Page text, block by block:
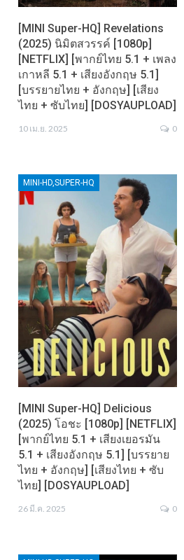
[MINI Super-HQ] Revelations
(2025) นิมิตสวรรค์ [1080p]
[NETFLIX] [พากย์ไทย 5.1 + เพลง
เกาหลี 5.1 + เสียงอังกฤษ 5.1]
[บรรยายไทย + อังกฤษ] [เสียง
ไทย + ซับไทย] [DOSYAUPLOAD]
10 เม.ย. 2025 0
MINI-HD,SUPER-HQ
[MINI Super-HQ] Delicious
(2025) โอชะ [1080p] [NETFLIX]
[พากย์ไทย 5.1 + เสียงเยอรมัน
5.1 + เสียงอังกฤษ 5.1] [บรรยาย
ไทย + อังกฤษ] [เสียงไทย + ซับ
ไทย] [DOSYAUPLOAD]
26 มี.ค. 2025 0